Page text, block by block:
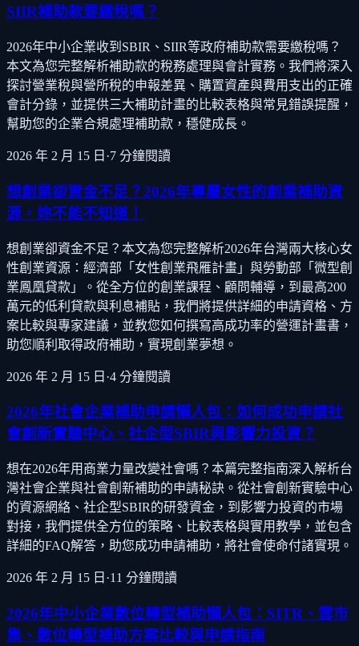
SIIR補助款要繳稅嗎？
2026年中小企業收到SBIR、SIIR等政府補助款需要繳稅嗎？
本文為您完整解析補助款的稅務處理與會計實務。我們將深入
探討營業稅與營所稅的申報差異、購置資產與費用支出的正確
會計分錄，並提供三大補助計畫的比較表格與常見錯誤提醒，
幫助您的企業合規處理補助款，穩健成長。
2026 年 2 月 15 日 ·7 分鐘閱讀
想創業卻資金不足？2026年專屬女性的創業補助資
源，妳不能不知道！
想創業卻資金不足？本文為您完整解析2026年台灣兩大核心女
性創業資源：經濟部「女性創業飛雁計畫」與勞動部「微型創
業鳳凰貸款」。從全方位的創業課程、顧問輔導，到最高200
萬元的低利貸款與利息補貼，我們將提供詳細的申請資格、方
案比較與專家建議，並教您如何撰寫高成功率的營運計畫書，
助您順利取得政府補助，實現創業夢想。
2026 年 2 月 15 日 ·4 分鐘閱讀
2026年社會企業補助申請懶人包：如何成功申請社
會創新實驗中心、社企型SBIR與影響力投資？
想在2026年用商業力量改變社會嗎？本篇完整指南深入解析台
灣社會企業與社會創新補助的申請秘訣。從社會創新實驗中心
的資源網絡、社企型SBIR的研發資金，到影響力投資的市場
對接，我們提供全方位的策略、比較表格與實用教學，並包含
詳細的FAQ解答，助您成功申請補助，將社會使命付諸實現。
2026 年 2 月 15 日 ·11 分鐘閱讀
2026年中小企業數位轉型補助懶人包：SITR、雲市
集、數位轉型補助方案比較與申請指南